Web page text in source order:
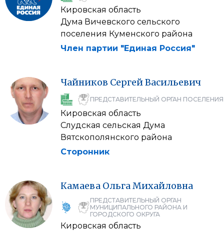
Кировская область
Дума Вичевского сельского
поселения Куменского района
Член партии "Единая Россия"
Чайников СергейВасильевич
ПРЕДСТАВИТЕЛЬНЫЙ ОРГАН ПОСЕЛЕНИЯ
Кировская область
Слудская сельская Дума
Вятскополянского района
Сторонник
Камаева ОльгаМихайловна
ПРЕДСТАВИТЕЛЬНЫЙ ОРГАН
МУНИЦИПАЛЬНОГО РАЙОНА И
ГОРОДСКОГО ОКРУГА
Кировская область